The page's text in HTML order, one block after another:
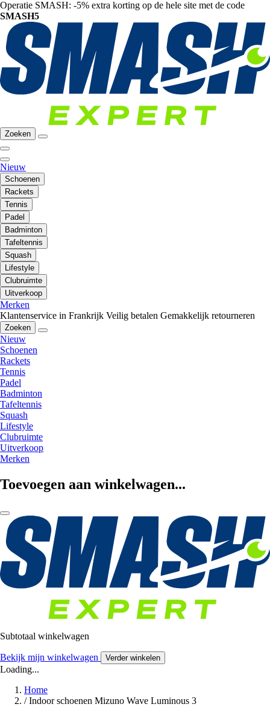
Operatie SMASH: -5% extra korting op de hele site met de code
SMASH5
Zoeken
Nieuw
Schoenen
Rackets
Tennis
Padel
Badminton
Tafeltennis
Squash
Lifestyle
Clubruimte
Uitverkoop
Merken
Klantenservice in Frankrijk Veilig betalen Gemakkelijk retourneren
Zoeken
Nieuw
Schoenen
Rackets
Tennis
Padel
Badminton
Tafeltennis
Squash
Lifestyle
Clubruimte
Uitverkoop
Merken
Toevoegen aan winkelwagen...
Subtotaal winkelwagen
Bekijk mijn winkelwagen Verder winkelen
Loading...
Home
/ Indoor schoenen Mizuno Wave Luminous 3